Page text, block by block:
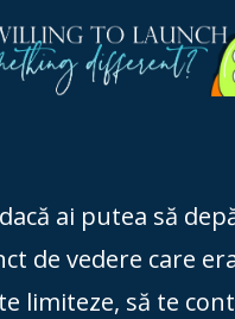
ai putea să
de vedere care
limiteze, să te